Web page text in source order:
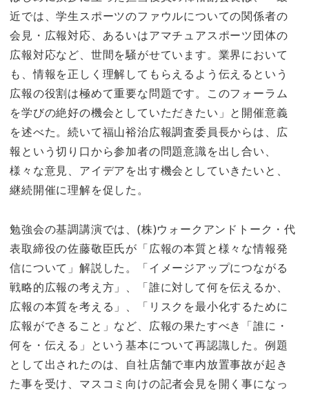
近では、学生スポーツのファウルについての関係者の
会見・広報対応、あるいはアマチュアスポーツ団体の
広報対応など、世間を騒がせています。業界において
も、情報を正しく理解してもらえるよう伝えるという
広報の役割は極めて重要な問題です。このフォーラム
を学びの絶好の機会としていただきたい」と開催意義
を述べた。続いて福山裕治広報調査委員長からは、広
報という切り口から参加者の問題意識を出し合い、
様々な意見、アイデアを出す機会としていきたいと、
継続開催に理解を促した。
勉強会の基調講演では、(株)ウォークアンドトーク・代
表取締役の佐藤敬臣氏が「広報の本質と様々な情報発
信について」解説した。「イメージアップにつながる
戦略的広報の考え方」、「誰に対して何を伝えるか、
広報の本質を考える」、「リスクを最小化するために
広報ができること」など、広報の果たすべき「誰に・
何を・伝える」という基本について再認識した。例題
として出されたのは、自社店舗で車内放置事故が起き
た事を受け、マスコミ向けの記者会見を開く事になっ